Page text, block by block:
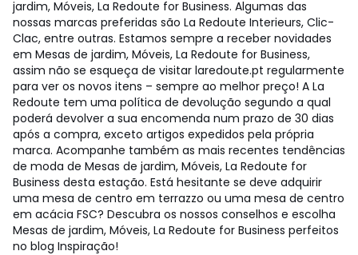
jardim, Móveis, La Redoute for Business. Algumas das
nossas marcas preferidas são La Redoute Interieurs, Clic-
Clac, entre outras. Estamos sempre a receber novidades
em Mesas de jardim, Móveis, La Redoute for Business,
assim não se esqueça de visitar laredoute.pt regularmente
para ver os novos itens – sempre ao melhor preço! A La
Redoute tem uma política de devolução segundo a qual
poderá devolver a sua encomenda num prazo de 30 dias
após a compra, exceto artigos expedidos pela própria
marca. Acompanhe também as mais recentes tendências
de moda de Mesas de jardim, Móveis, La Redoute for
Business desta estação. Está hesitante se deve adquirir
uma mesa de centro em terrazzo ou uma mesa de centro
em acácia FSC? Descubra os nossos conselhos e escolha
Mesas de jardim, Móveis, La Redoute for Business perfeitos
no blog Inspiração!